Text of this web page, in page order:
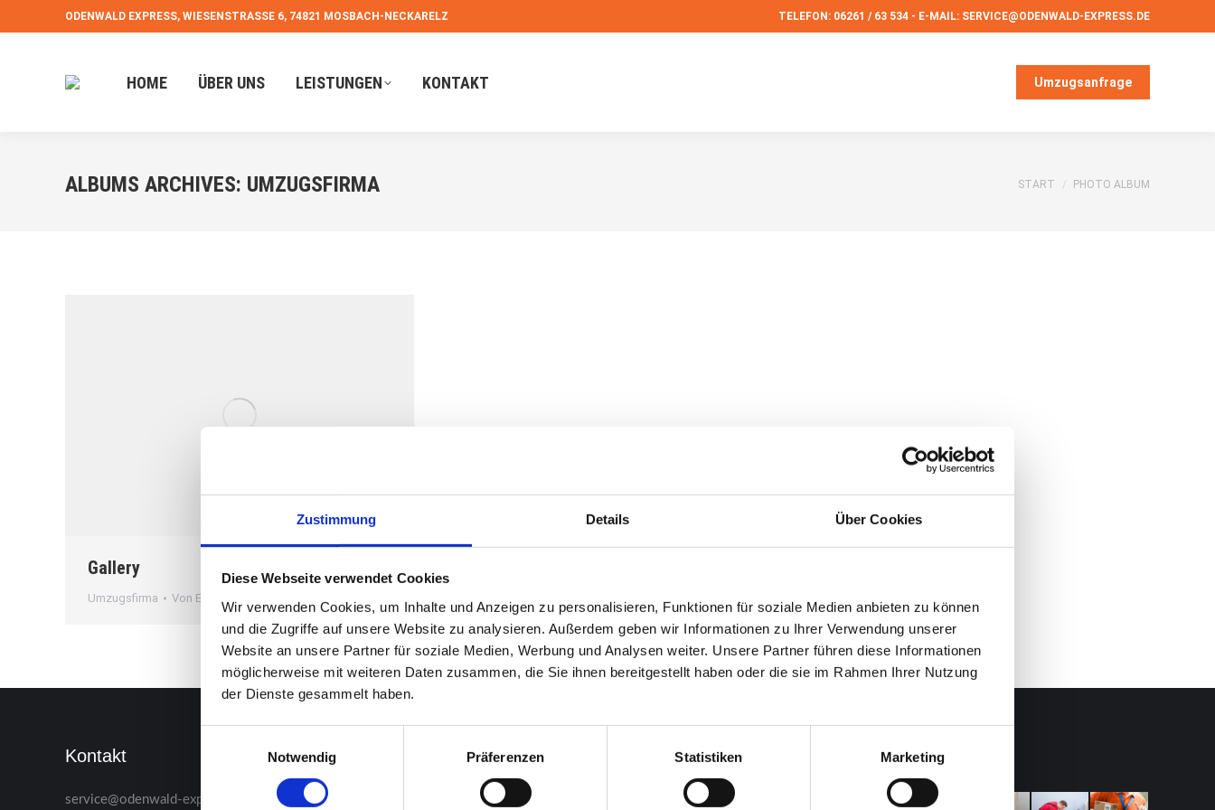
Zustimmung Details Über Cookies
Diese Webseite verwendet Cookies
Wir verwenden Cookies, um Inhalte und Anzeigen zu personalisieren, Funktionen für soziale Medien anbieten zu können
und die Zugriffe auf unsere Website zu analysieren. Außerdem geben wir Informationen zu Ihrer Verwendung unserer
Website an unsere Partner für soziale Medien, Werbung und Analysen weiter. Unsere Partner führen diese Informationen
möglicherweise mit weiteren Daten zusammen, die Sie ihnen bereitgestellt haben oder die sie im Rahmen Ihrer Nutzung
der Dienste gesammelt haben.
Notwendig
Präferenzen Statistiken Marketing
ODENWALD EXPRESS, WIESENSTRASSE 6, 74821 MOSBACH-NECKARELZ TELEFON: 06261 / 63 534 - E-MAIL: SERVICE@ODENWALD-EXPRESS.DE
HOME ÜBER UNS LEISTUNGEN KONTAKT Umzugsanfrage
ALBUMS ARCHIVES: UMZUGSFIRMA Sie befinden sich hier:
START PHOTO ALBUM
Gallery
Umzugsfirma Von El Jefe 20. Oktober 2019
Kontakt
service@odenwald-express.de
Was unsere Kunden sagen
Wir haben die Fa. Grab zum Ausräumen der Wohnung unserer Mutter beauftragt. Die
Empfehlenswert! Perfekte Organisation und zuverlässige
Foto Galerie
HOME ÜBER UNS LEISTUNGEN KONTAKT Umzugsanfrage